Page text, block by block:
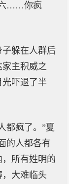
六……你疯
躲在人群后
主积威之
光吓退了半
都疯了。”夏
的人都各有
所有姓明的
大难临头